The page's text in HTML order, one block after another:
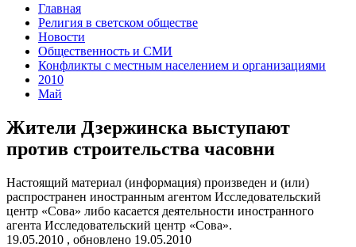
Главная
Религия в светском обществе
Новости
Общественность и СМИ
Конфликты с местным населением и организациями
2010
Май
Жители Дзержинска выступают
против строительства часовни
Настоящий материал (информация) произведен и (или)
распространен иностранным агентом Исследовательский
центр «Сова» либо касается деятельности иностранного
агента Исследовательский центр «Сова».
19.05.2010 , обновлено 19.05.2010